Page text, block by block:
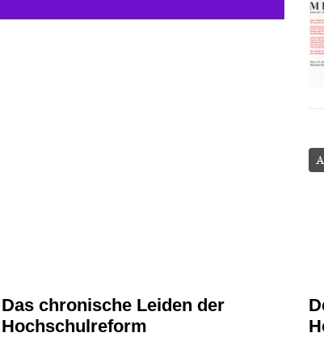
Das chronische Leiden der
Hochschulreform